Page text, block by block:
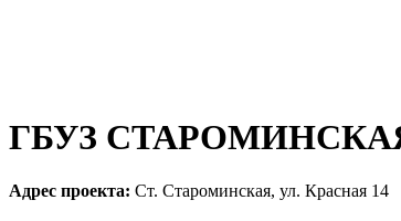
ГБУЗ
Адрес проекта: Ст. Староминская, ул. Красная 14